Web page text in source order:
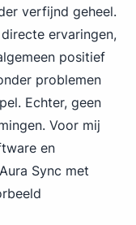
verfijnd geheel.
ervaringen,
positief
problemen
Echter, geen
Voor mij
en
Sync met